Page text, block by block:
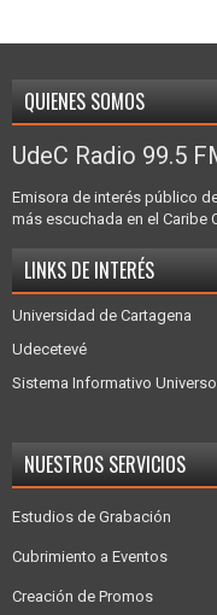
QUIENES SOMOS
UdeC Radio 99.5
Emisora de interés público
más escuchada en el Caribe
LINKS DE INTERÉS
Universidad de Cartagena
Udecetevé
Sistema Informativo
NUESTROS SERVICIOS
Estudios de Grabación
Cubrimiento a Eventos
Creación de Promos